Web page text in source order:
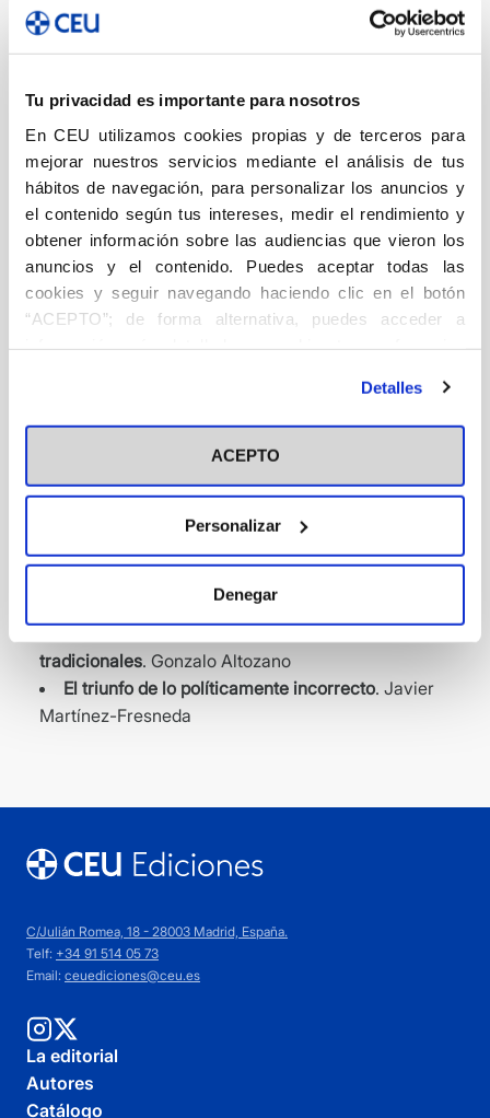
Tu privacidad es importante para nosotros
En CEU utilizamos cookies propias y de terceros para
mejorar nuestros servicios mediante el análisis de tus
hábitos de navegación, para personalizar los anuncios y
el contenido según tus intereses, medir el rendimiento y
obtener información sobre las audiencias que vieron los
anuncios y el contenido. Puedes aceptar todas las
cookies y seguir navegando haciendo clic en el botón
“ACEPTO”; de forma alternativa, puedes acceder a
en el botón "Personalizar". Para más información puedes
visitar nuestra Política de Cookies
Detalles
ACEPTO
Personalizar
Denegar
Descripción
DESCRIPCIÓN
Política
CEU-CEFAS tiene por objetivo la promoción de los
principios inspiradores fundamentales de la Doctrina
Social de la Iglesia en los ámbitos cultural y político,
mediante la realización de cursos, congresos y
publicaciones. CEU-CEFAS aspira a constituirse en un
lugar de referencia y encuentro para debatir,
Artículos en este número:
Presentación. Elio A. Gallego
La contrarrevolución conservadora
Benegas
. Óscar Rivas
tradicionales. Gonzalo Altozano
El triunfo de lo políticamente incorrecto. Javier
Martínez-Fresneda
C/Julián Romea, 18 - 28003 Madrid, España.
Telf: +34 91 514 05 73
Email: ceuediciones@ceu.es
La editorial
Autores
Catálogo